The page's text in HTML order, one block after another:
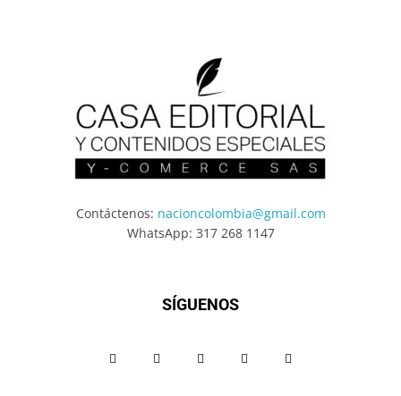
Contáctenos: nacioncolombia@gmail.com
WhatsApp: 317 268 1147
SÍGUENOS